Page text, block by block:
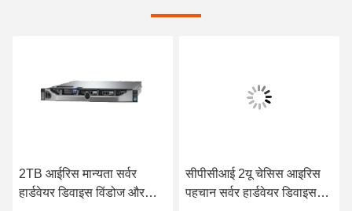
2TB आईरिस मान्यता सर्वर
हार्डवेयर डिवाइस विंडोज और
सीपीसीआई 2यू चेसिस आइरिस
पहचान सर्वर हार्डवेयर डिवाइस